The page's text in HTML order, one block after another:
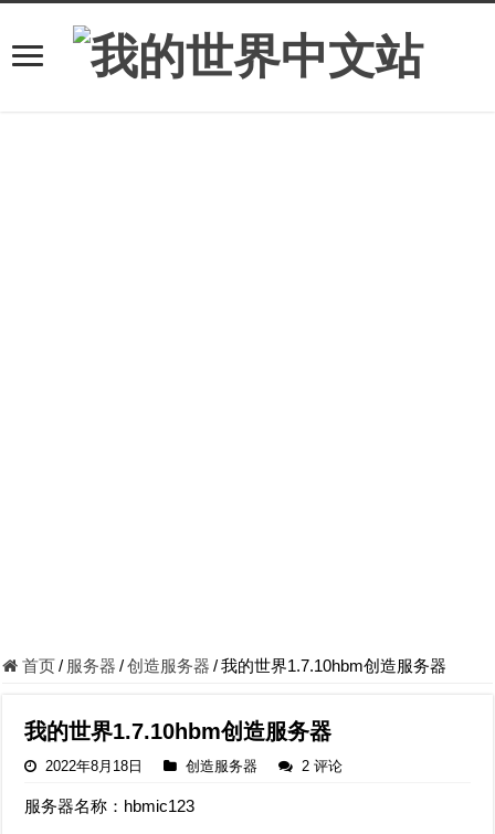
首页/ 服务器 /创造服务器 /我的世界1.7.10hbm创造服务器
我的世界1.7.10hbm创造服务器
2022年8月18日 创造服务器 2 评论
服务器名称：hbmic123